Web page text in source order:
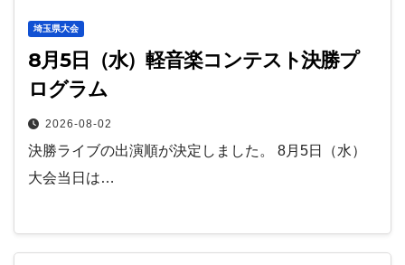
埼玉県大会
8月5日（水）軽音楽コンテスト決勝プ
ログラム
2026-08-02
決勝ライブの出演順が決定しました。 8月5日（水）
大会当日は…